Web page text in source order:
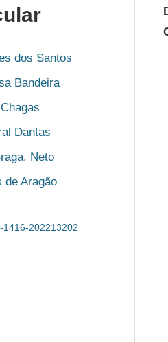
dos Santos
Bandeira
Dantas
Neto
de Aragão
1416-202213202